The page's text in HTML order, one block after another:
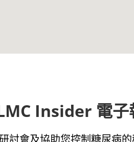
Insider 電子
討會及協助您控制糖尿病的